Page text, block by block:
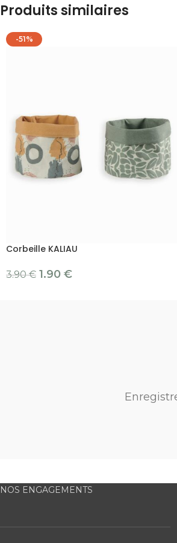
Produits similaires
-51%
Corbeille KALIAU
3.90€ 1.90 €
NOS ENGAGEMENTS